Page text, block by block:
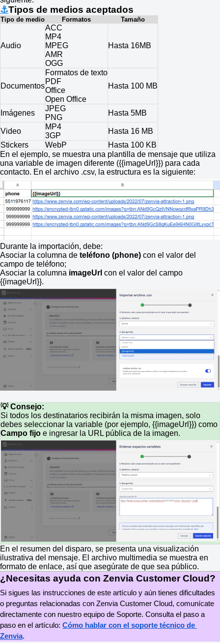
⚓Tipos de medios aceptados
Tipo de medio Formatos Tamaño
Audio
ACC
MP4
MPEG
AMR
OGG
Hasta 16MB
Documentos
Formatos de texto
PDF
Office
Open Office
Hasta 100 MB
Imágenes
JPEG
PNG
Hasta 5MB
Video
MP4
3GP
Hasta 16 MB
Stickers
WebP
Hasta 100 KB
En el ejemplo, se muestra una plantilla de mensaje que utiliza
una variable de imagen diferente ({{imageUrl}}) para cada
contacto. En el archivo .csv, la estructura es la siguiente:
Durante la importación, debe:
Asociar la columna de teléfono (phone) con el valor del
campo de teléfono;
Asociar la columna imageUrl con el valor del campo
{{imageUrl}}.
💡 Consejo:
Si todos los destinatarios recibirán la misma imagen, solo
debes seleccionar la variable (por ejemplo, {{imageUrl}}) como
Campo fijo e ingresar la URL pública de la imagen.
En el resumen del disparo, se presenta una visualización
ilustrativa del mensaje. El archivo multimedia se muestra en
formato de enlace, así que asegúrate de que sea público.
¿Necesitas ayuda con Zenvia Customer Cloud?
Si sigues las instrucciones de este artículo y aún tienes dificultades
o preguntas relacionadas con Zenvia Customer Cloud, comunícate
directamente con nuestro equipo de Soporte. Consulta el paso a
paso en el artículo: Cómo hablar con el soporte técnico de
Zenvia.